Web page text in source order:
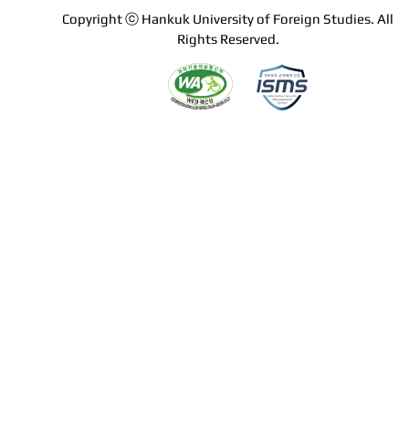
Copyright ⓒ Hankuk University of Foreign Studies. All
Rights Reserved.